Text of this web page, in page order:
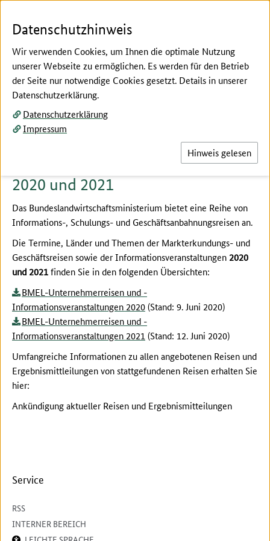
Hier beginnt der Hauptinhalt dieser Seite
Aktuelles
Termine: Neue Unternehmerreisen
2020 und 2021
Das Bundeslandwirtschaftsministerium bietet eine Reihe von
Informations-, Schulungs- und Geschäftsanbahnungsreisen an.
Die Termine, Länder und Themen der Markterkundungs- und
Geschäftsreisen sowie der Informationsveranstaltungen 2020
und 2021finden Sie in den folgenden Übersichten:
BMEL-Unternehmerreisen und -
Informationsveranstaltungen 2020(Stand: 9. Juni 2020)
BMEL-Unternehmerreisen und -
Informationsveranstaltungen 2021 (Stand: 12. Juni 2020)
Umfangreiche Informationen zu allen angebotenen Reisen und
Ergebnismittleilungen von stattgefundenen Reisen erhalten Sie
hier:
Ankündigung aktueller Reisen und Ergebnismitteilungen
Service
RSS
INTERNER BEREICH
Datenschutzhinweis
Wir verwenden Cookies, um Ihnen die optimale Nutzung
unserer Webseite zu ermöglichen. Es werden für den Betrieb
der Seite nur notwendige Cookies gesetzt. Details in unserer
Datenschutzerklärung.
Datenschutzerklärung
Impressum
Hinweis gelesen